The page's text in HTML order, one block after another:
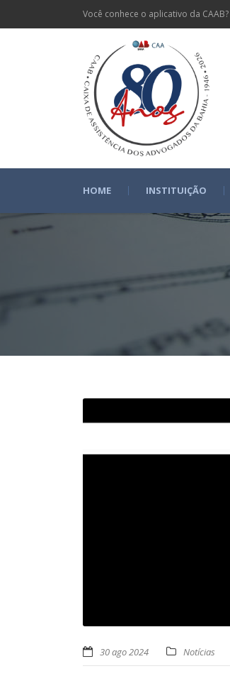
Você conhece o aplicativo da CAAB?
HOME INSTITUIÇÃO
30 ago 2024 Notícias